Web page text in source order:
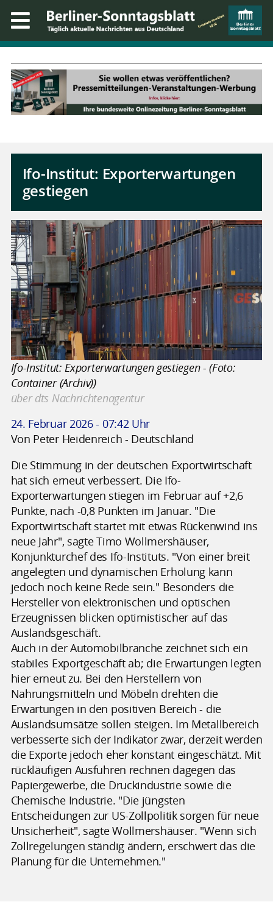
Ifo-Institut: Exporterwartungen
gestiegen
Ifo-Institut: Exporterwartungen gestiegen - (Foto:
Container (Archiv))
über dts Nachrichtenagentur
24. Februar 2026 - 07:42 Uhr
Von Peter Heidenreich - Deutschland
Die Stimmung in der deutschen Exportwirtschaft
hat sich erneut verbessert. Die Ifo-
Exporterwartungen stiegen im Februar auf +2,6
Punkte, nach -0,8 Punkten im Januar. "Die
Exportwirtschaft startet mit etwas Rückenwind ins
neue Jahr", sagte Timo Wollmershäuser,
Konjunkturchef des Ifo-Instituts. "Von einer breit
angelegten und dynamischen Erholung kann
jedoch noch keine Rede sein." Besonders die
Hersteller von elektronischen und optischen
Erzeugnissen blicken optimistischer auf das
Auslandsgeschäft.
Auch in der Automobilbranche zeichnet sich ein
stabiles Exportgeschäft ab; die Erwartungen legten
hier erneut zu. Bei den Herstellern von
Nahrungsmitteln und Möbeln drehten die
Erwartungen in den positiven Bereich - die
Auslandsumsätze sollen steigen. Im Metallbereich
verbesserte sich der Indikator zwar, derzeit werden
die Exporte jedoch eher konstant eingeschätzt. Mit
rückläufigen Ausfuhren rechnen dagegen das
Papiergewerbe, die Druckindustrie sowie die
Chemische Industrie. "Die jüngsten
Entscheidungen zur US-Zollpolitik sorgen für neue
Unsicherheit", sagte Wollmershäuser. "Wenn sich
Zollregelungen ständig ändern, erschwert das die
Planung für die Unternehmen."